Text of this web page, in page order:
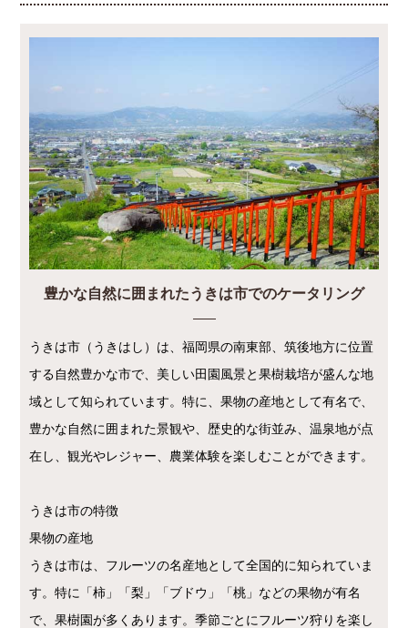
豊かな自然に囲まれたうきは市でのケータリング
うきは市（うきはし）は、福岡県の南東部、筑後地方に位置
する自然豊かな市で、美しい田園風景と果樹栽培が盛んな地
域として知られています。特に、果物の産地として有名で、
豊かな自然に囲まれた景観や、歴史的な街並み、温泉地が点
在し、観光やレジャー、農業体験を楽しむことができます。
うきは市の特徴
果物の産地
うきは市は、フルーツの名産地として全国的に知られていま
す。特に「柿」「梨」「ブドウ」「桃」などの果物が有名
で、果樹園が多くあります。季節ごとにフルーツ狩りを楽し